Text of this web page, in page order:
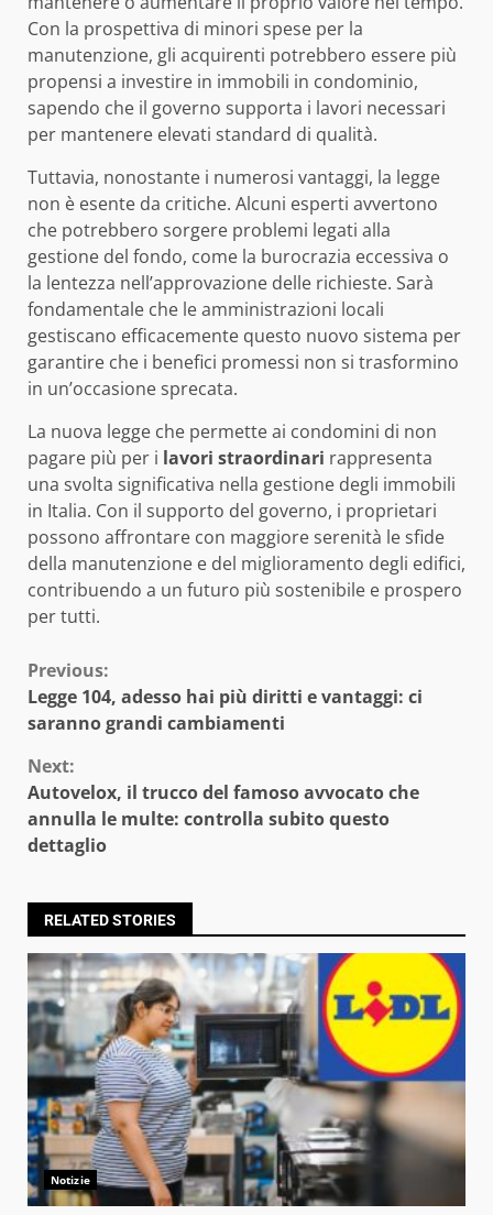
Con la prospettiva di minori spese per la
manutenzione, gli acquirenti potrebbero essere più
propensi a investire in immobili in condominio,
sapendo che il governo supporta i lavori necessari
per mantenere elevati standard di qualità.
Tuttavia, nonostante i numerosi vantaggi, la legge
non è esente da critiche. Alcuni esperti avvertono
che potrebbero sorgere problemi legati alla
gestione del fondo, come la burocrazia eccessiva o
la lentezza nell’approvazione delle richieste. Sarà
fondamentale che le amministrazioni locali
gestiscano efficacemente questo nuovo sistema per
garantire che i benefici promessi non si trasformino
in un’occasione sprecata.
La nuova legge che permette ai condomini di non
pagare più per i lavori straordinari rappresenta
una svolta significativa nella gestione degli immobili
in Italia. Con il supporto del governo, i proprietari
possono affrontare con maggiore serenità le sfide
della manutenzione e del miglioramento degli edifici,
contribuendo a un futuro più sostenibile e prospero
per tutti.
Continue
Reading
Previous:
Legge 104, adesso hai più diritti e vantaggi: ci
saranno grandi cambiamenti
Next:
Autovelox, il trucco del famoso avvocato che
annulla le multe: controlla subito questo
dettaglio
RELATED STORIES
Notizie